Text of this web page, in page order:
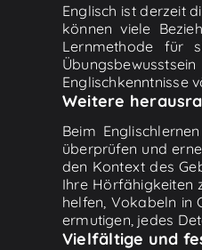
Englisch ist derzeit
können viele
Lernmethode für
Englischkenntnisse
Weitere
Beim
überprüfen und
den Kontext des
Ihre Hörfähigkeiten
helfen, Vokabeln in
ermutigen, jedes
Vielfältige und